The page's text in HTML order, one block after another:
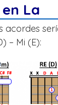
en La
acordes
– Mi (E):